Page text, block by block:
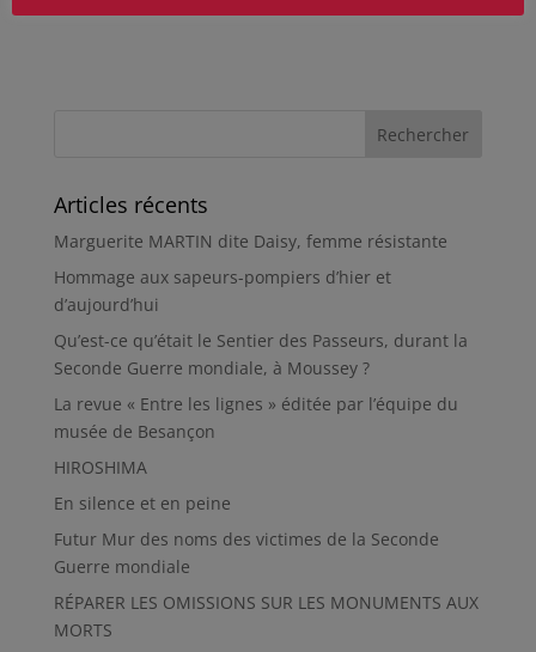
Articles récents
Marguerite MARTIN dite Daisy, femme résistante
Hommage aux sapeurs-pompiers d’hier et
d’aujourd’hui
Qu’est-ce qu’était le Sentier des Passeurs, durant la
Seconde Guerre mondiale, à Moussey ?
La revue « Entre les lignes » éditée par l’équipe du
musée de Besançon
HIROSHIMA
En silence et en peine
Futur Mur des noms des victimes de la Seconde
Guerre mondiale
RÉPARER LES OMISSIONS SUR LES MONUMENTS AUX
MORTS